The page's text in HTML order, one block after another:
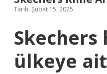
Tarih: Şubat 15, 2025
Skechers
ülkeye